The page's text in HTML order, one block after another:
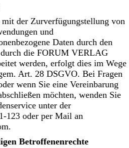
der Zurverfügungstellung von
und
Daten durch den
die FORUM VERLAG
werden, erfolgt dies im Wege
Art. 28 DSGVO. Bei Fragen
wenn Sie eine Vereinbarung
möchten, wenden Sie
unter der
123 oder per Mail an
Betroffenenrechte